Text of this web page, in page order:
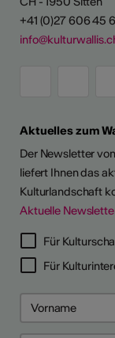
+41 (0)27 606 45
Aktuelles zum
Der Newsletter
liefert Ihnen das
Kulturlandschaft
Aktuelle
Für
Für